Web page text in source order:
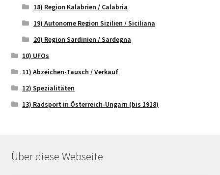
18) Region Kalabrien / Calabria
19) Autonome Region Sizilien / Siciliana
20) Region Sardinien / Sardegna
10) UFOs
11) Abzeichen-Tausch / Verkauf
12) Spezialitäten
13) Radsport in Österreich-Ungarn (bis 1918)
Über diese Webseite